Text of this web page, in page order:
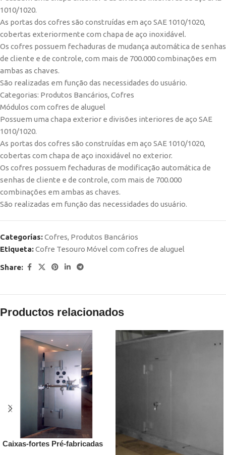
1010/1020.
As portas dos cofres são construídas em aço SAE 1010/1020,
cobertas exteriormente com chapa de aço inoxidável.
Os cofres possuem fechaduras de mudança automática de senhas
de cliente e de controle, com mais de 700.000 combinações em
ambas as chaves.
São realizadas em função das necessidades do usuário.
Categorias: Produtos Bancários, Cofres
Módulos com cofres de aluguel
Possuem uma chapa exterior e divisões interiores de aço SAE
1010/1020.
As portas dos cofres são construídas em aço SAE 1010/1020,
cobertas com chapa de aço inoxidável no exterior.
Os cofres possuem fechaduras de modificação automática de
senhas de cliente e de controle, com mais de 700.000
combinações em ambas as chaves.
São realizadas em função das necessidades do usuário.
Categorías:Cofres, Produtos Bancários
Etiqueta:Cofre Tesouro Móvel com cofres de aluguel
Share:
Productos relacionados
Caixas-fortes Pré-fabricadas